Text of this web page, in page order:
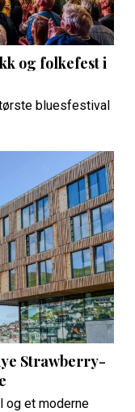
og folkefest i
bluesfestival
Strawberry-
og et moderne